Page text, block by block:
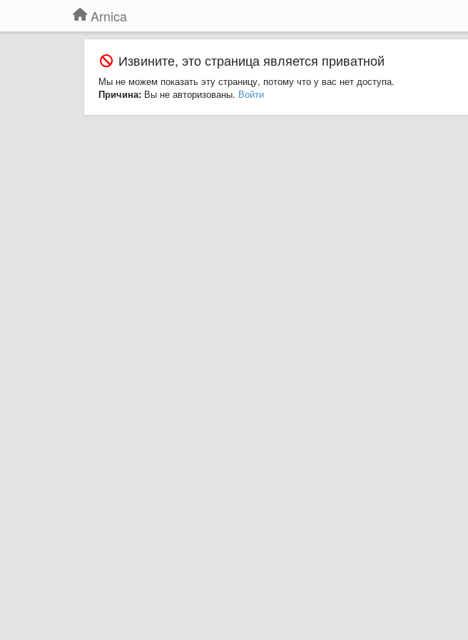
Arnica
Извините, это страница является приватной
Мы не можем показать эту страницу, потому что у вас нет доступа.
Причина: Вы не авторизованы. Войти